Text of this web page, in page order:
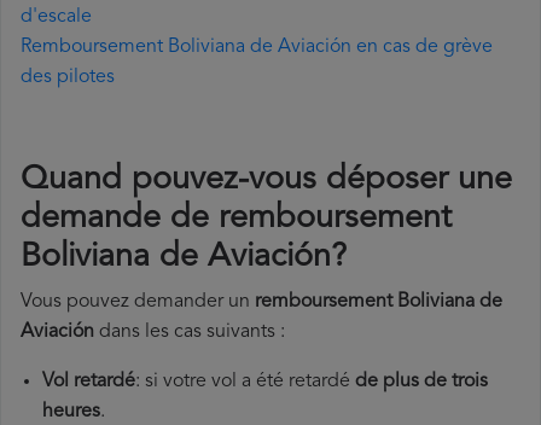
d'escale
Remboursement Boliviana de Aviación en cas de grève
des pilotes
Quand pouvez-vous déposer une
demande de remboursement
Boliviana de Aviación?
Vous pouvez demander un remboursement Boliviana de
Aviación dans les cas suivants :
Vol retardé: si votre vol a été retardé de plus de trois
heures.